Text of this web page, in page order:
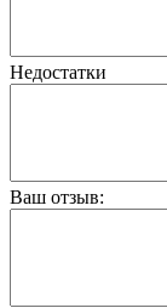
Недостатки
Ваш отзыв: